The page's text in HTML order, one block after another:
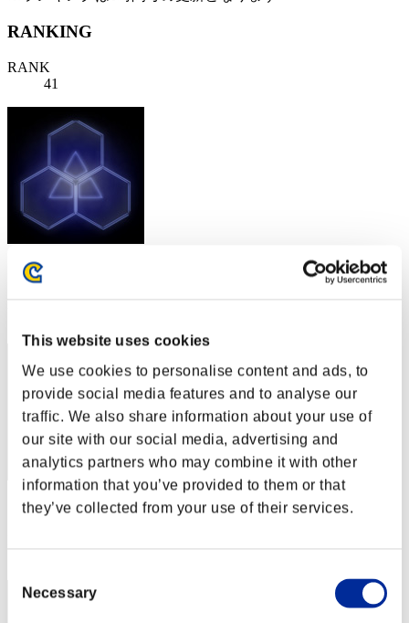
This website uses cookies
We use cookies to personalise content and ads, to
provide social media features and to analyse our
traffic. We also share information about your use of
our site with our social media, advertising and
analytics partners who may combine it with other
information that you’ve provided to them or that
they’ve collected from your use of their services.
Selection
Necessary
RANKING
RANK
41
スコア: -
RANK
スコア: -